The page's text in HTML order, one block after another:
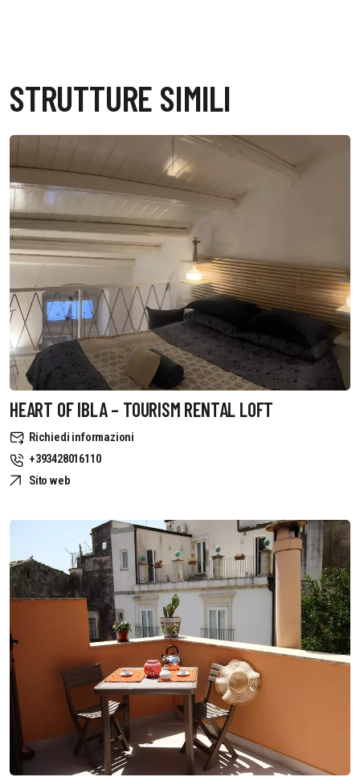
STRUTTURE SIMILI
HEART OF IBLA – TOURISM RENTAL LOFT
Richiedi informazioni
+393428016110
Sito web